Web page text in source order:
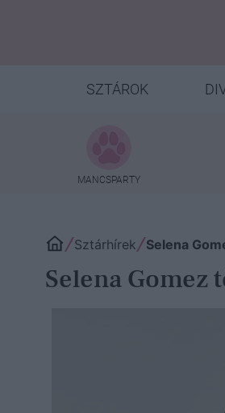
SZTÁROK
MANCSPARTY
Sztárhírek Selena
Selena